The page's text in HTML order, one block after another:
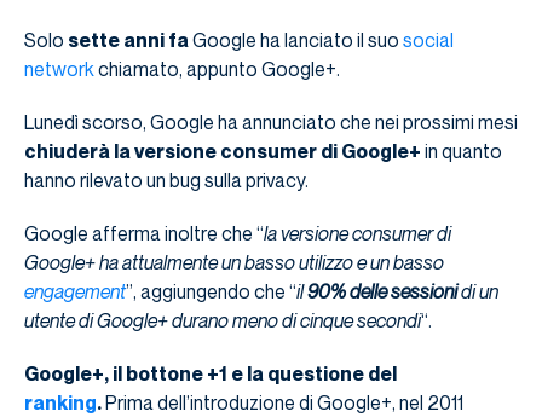
Solo sette anni fa Google ha lanciato il suo social
network chiamato, appunto Google+.
Lunedì scorso, Google ha annunciato che nei prossimi mesi
chiuderà la versione consumer di Google+ in quanto
hanno rilevato un bug sulla privacy.
Google afferma inoltre che “la versione consumer di
Google+ ha attualmente un basso utilizzo e un basso
engagement”, aggiungendo che “il90% delle sessionidi un
utente di Google+ durano meno di cinque secondi“.
Google+, il bottone +1 e la questione del
ranking.Prima dell’introduzione di Google+, nel 2011